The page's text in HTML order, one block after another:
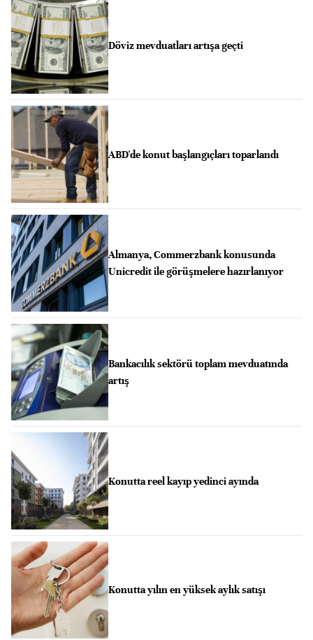
Döviz mevduatları artışa geçti
ABD'de konut başlangıçları toparlandı
Almanya, Commerzbank konusunda
Unicredit ile görüşmelere hazırlanıyor
Bankacılık sektörü toplam mevduatında
artış
Konutta reel kayıp yedinci ayında
Konutta yılın en yüksek aylık satışı